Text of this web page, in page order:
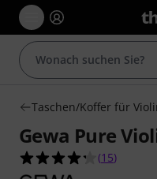
Taschen/Koffer für
Gewa Pure
4.3 von 5
(15)